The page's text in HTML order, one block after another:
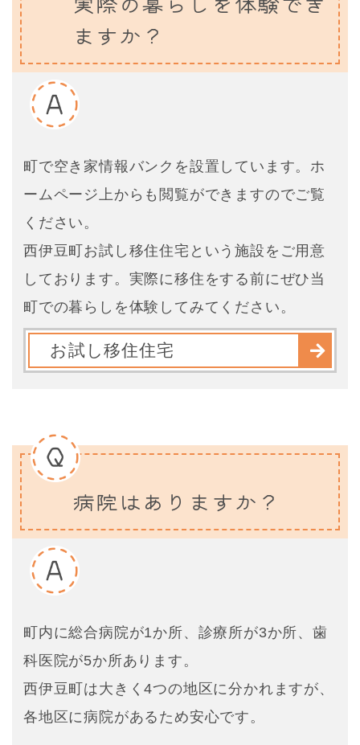
実際の暮らしを体験でき
ますか？
町で空き家情報バンクを設置しています。ホ
ームページ上からも閲覧ができますのでご覧
ください。
西伊豆町お試し移住住宅という施設をご用意
しております。実際に移住をする前にぜひ当
町での暮らしを体験してみてください。
お試し移住住宅
病院はありますか？
町内に総合病院が1か所、診療所が3か所、歯
科医院が5か所あります。
西伊豆町は大きく4つの地区に分かれますが、
各地区に病院があるため安心です。